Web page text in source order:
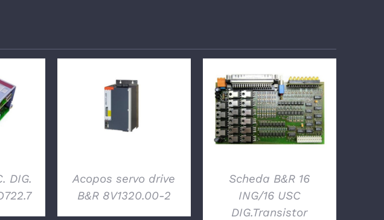
DIG.
DETTAGLI
Acopos servo drive
B&R 8V1320.00-2
DETTAGLI
Scheda B&R 16
ING/16 USC
DIG.Transistor